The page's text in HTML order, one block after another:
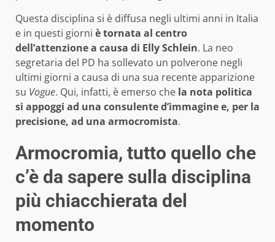
Questa disciplina si è diffusa negli ultimi anni in Italia
e in questi giorni è tornata al centro
dell’attenzione a causa di Elly Schlein. La neo
segretaria del PD ha sollevato un polverone negli
ultimi giorni a causa di una sua recente apparizione
su Vogue. Qui, infatti, è emerso che la nota politica
si appoggi ad una consulente d’immagine e, per la
precisione, ad una armocromista.
Armocromia, tutto quello che
c’è da sapere sulla disciplina
più chiacchierata del
momento